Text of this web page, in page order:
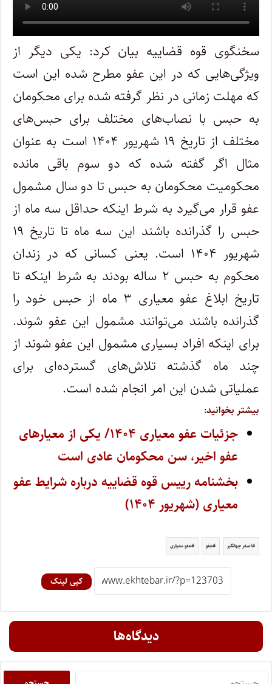
سخنگوی قوه قضاییه بیان کرد: یکی دیگر از
ویژگی‌هایی که در این عفو مطرح شده این است
که مهلت زمانی در نظر گرفته شده برای محکومان
به حبس با نصاب‌های مختلف برای حبس‌های
مختلف از تاریخ ۱۹ شهریور ۱۴۰۴ است به عنوان
مثال اگر گفته شده که دو سوم باقی مانده
محکومیت محکومان به حبس تا دو سال مشمول
عفو قرار می‌گیرد به شرط اینکه حداقل سه ماه از
حبس را گذرانده باشند این سه ماه تا تاریخ ۱۹
شهریور ۱۴۰۴ است. یعنی کسانی که در زندان
محکوم به حبس ۲ ساله بودند به شرط اینکه تا
تاریخ ابلاغ عفو معیاری ۳ ماه از حبس خود را
گذرانده باشند می‌توانند مشمول این عفو شوند.
برای اینکه افراد بسیاری مشمول این عفو شوند از
چند ماه گذشته تلاش‌های گسترده‌ای برای
عملیاتی شدن این امر انجام شده است.
بیشتر بخوانید:
جزئیات عفو معیاری ۱۴۰۴/ یکی از معیار‌های
عفو اخیر، سن محکومان عادی است
بخشنامه رییس قوه قضاییه درباره شرایط عفو
معیاری (شهریور ۱۴۰۴)
اصغر جهانگیر عفو عفو معیاری
کپی لینک
دیدگاه‌ها